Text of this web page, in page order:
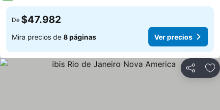
De $47.982
Mira precios de 8 páginas Ver precios
Compartir